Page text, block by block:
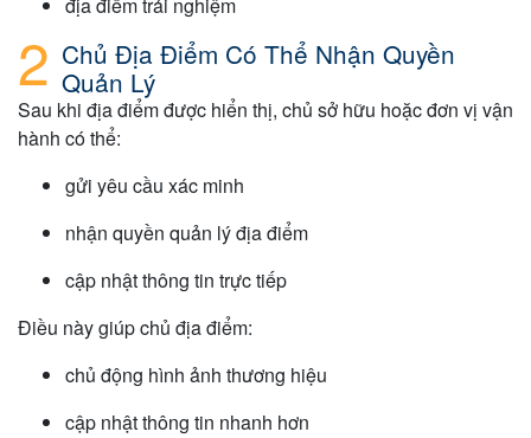
địa điểm trải nghiệm
Chủ Địa Điểm Có Thể Nhận Quyền
Quản Lý
Sau khi địa điểm được hiển thị, chủ sở hữu hoặc đơn vị vận
hành có thể:
gửi yêu cầu xác minh
nhận quyền quản lý địa điểm
cập nhật thông tin trực tiếp
Điều này giúp chủ địa điểm:
chủ động hình ảnh thương hiệu
cập nhật thông tin nhanh hơn